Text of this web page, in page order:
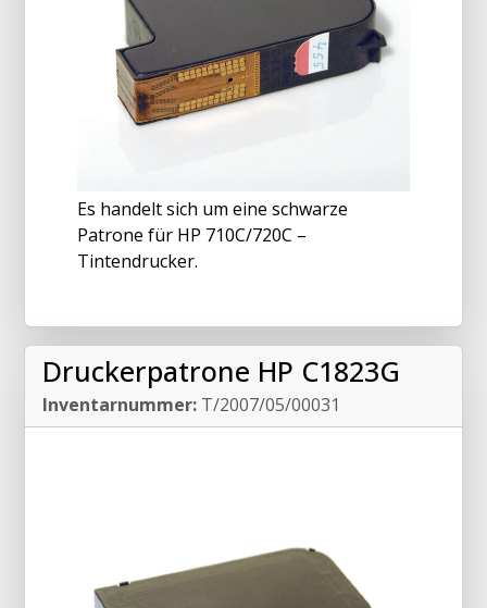
Es handelt sich um eine schwarze
Patrone für HP 710C/720C –
Tintendrucker.
Druckerpatrone HP C1823G
Inventarnummer: T/2007/05/00031